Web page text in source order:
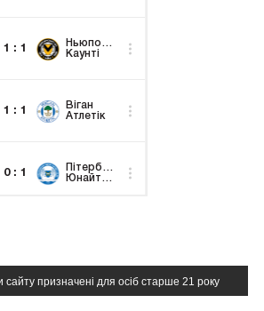
сайту призначені для осіб старше 21 року